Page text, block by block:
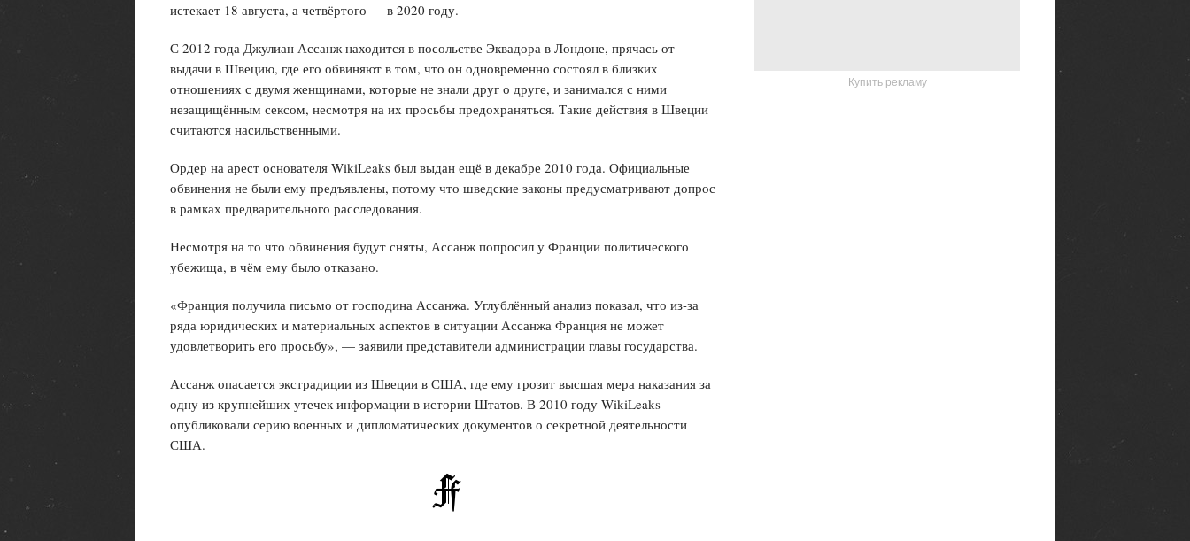
истекает 18 августа, а четвёртого — в 2020 году.
С 2012 года Джулиан Ассанж находится в посольстве Эквадора в Лондоне, прячась от
выдачи в Швецию, где его обвиняют в том, что он одновременно состоял в близких
отношениях с двумя женщинами, которые не знали друг о друге, и занимался с ними
незащищённым сексом, несмотря на их просьбы предохраняться. Такие действия в Швеции
считаются насильственными.
Ордер на арест основателя WikiLeaks был выдан ещё в декабре 2010 года. Официальные
обвинения не были ему предъявлены, потому что шведские законы предусматривают допрос
в рамках предварительного расследования.
Несмотря на то что обвинения будут сняты, Ассанж попросил у Франции политического
убежища, в чём ему было отказано.
«Франция получила письмо от господина Ассанжа. Углублённый анализ показал, что из-за
ряда юридических и материальных аспектов в ситуации Ассанжа Франция не может
удовлетворить его просьбу», — заявили представители администрации главы государства.
Ассанж опасается экстрадиции из Швеции в США, где ему грозит высшая мера наказания за
одну из крупнейших утечек информации в истории Штатов. В 2010 году WikiLeaks
опубликовали серию военных и дипломатических документов о секретной деятельности
США.
Купить рекламу